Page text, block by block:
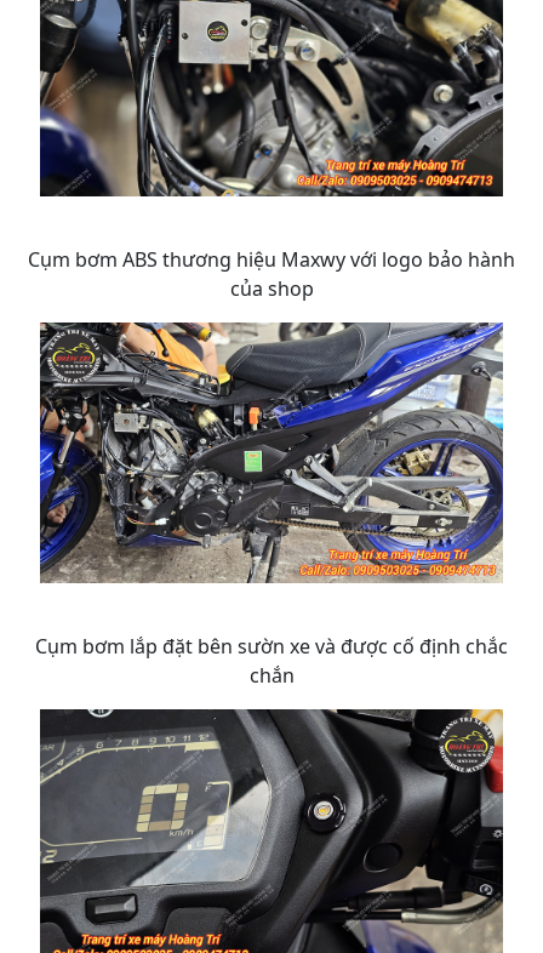
Cụm bơm ABS thương hiệu Maxwy với logo bảo hành
của shop
Cụm bơm lắp đặt bên sườn xe và được cố định chắc
chắn